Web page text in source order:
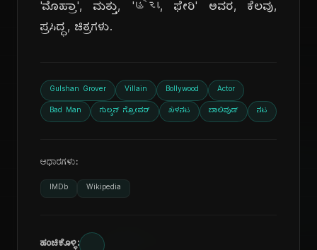
'ಮೊಹ್ರಾ', ಮತ್ತು, 'હેરા, ಫೇರಿ' ಅವರ, ಕೆಲವು,
ಪ್ರಸಿದ್ಧ, ಚಿತ್ರಗಳು.
Gulshan Grover Villain Bollywood Actor
Bad Man ಗುಲ್ಶನ್ ಗ್ರೋವರ್ ಖಳನಟ ಬಾಲಿವುಡ್ ನಟ
ಆಧಾರಗಳು:
IMDb Wikipedia
ಹಂಚಿಕೊಳ್ಳಿ: